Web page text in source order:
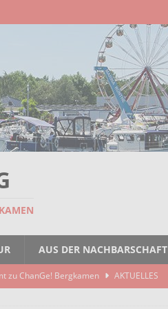
AUS DER NACHBARSCHAFT
zu ChanGe! Bergkamen
AKTUELLES